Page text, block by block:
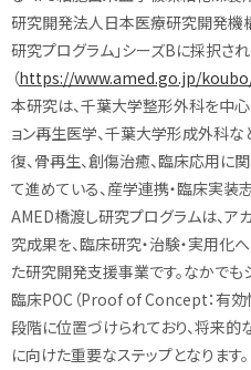
研究開発法人日本医療研究開発機
研究プログラム」シーズBに採択され
（https://www.amed.go.jp/
本研究は、千葉大学整形外科を中
ョン再生医学、千葉大学形成外科な
復、骨再生、創傷治癒、臨床応用に
て進めている、産学連携・臨床実装
AMED橋渡し研究プログラムは、
究成果を、臨床研究・治験・実用化
た研究開発支援事業です。なかで
臨床POC（Proof of Concept：有効
段階に位置づけられており、将来
に向けた重要なステップとなります。